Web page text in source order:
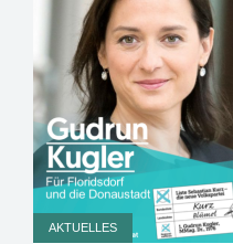
AKTUELLES